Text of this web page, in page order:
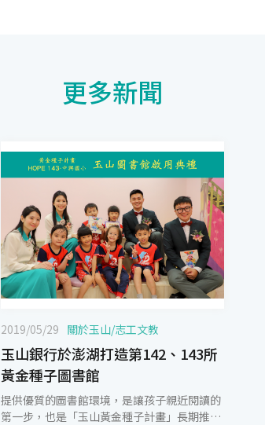
更多新聞
2019/05/29 關於玉山/志工文教
玉山銀行於澎湖打造第142、143所
黃金種子圖書館
提供優質的圖書館環境，是讓孩子親近閱讀的
第一步，也是「玉山黃金種子計畫」長期推動